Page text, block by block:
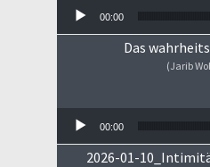
00:00
Das
(Jarib
00:00
2026-01-